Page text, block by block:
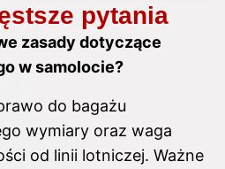
pytania
zasady dotyczące
w samolocie?
do bagażu
wymiary oraz waga
od linii lotniczej. Ważne